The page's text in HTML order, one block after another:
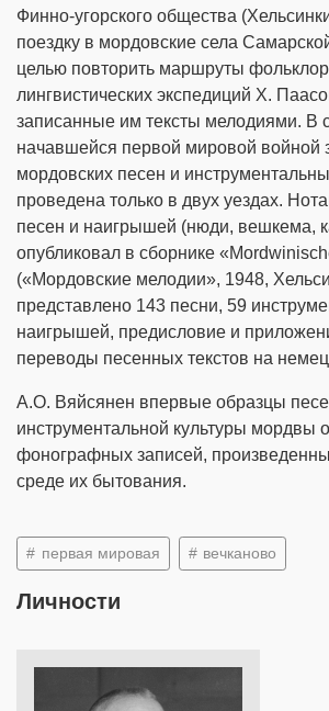
Финно-угорского общества
поездку в мордовские села
целью повторить маршруты
лингвистических экспедиций Х.
записанные им тексты мелодиями. В
начавшейся первой мировой войной
мордовских песен и
проведена только в двух уездах.
песен и наигрышей (нюди, вешкема,
опубликовал в сборнике
(«Мордовские мелодии», 1948,
представлено 143 песни, 59
наигрышей, предисловие и
переводы песенных текстов на
А.О. Вяйсянен впервые образцы
инструментальной культуры мордвы
фонографных записей,
среде их бытования.
первая мировая вечканово
Личности